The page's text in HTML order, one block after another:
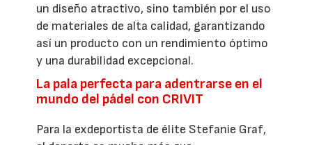
un diseño atractivo, sino también por el uso
de materiales de alta calidad, garantizando
así un producto con un rendimiento óptimo
y una durabilidad excepcional.
La pala perfecta para adentrarse en el
mundo del pádel con CRIVIT
Para la exdeportista de élite Stefanie Graf,